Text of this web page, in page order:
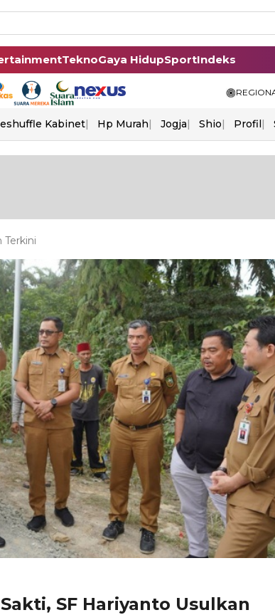
TeknoGaya HidupSportIndeks
Kabinet Hp Murah Jogja Shio Profil
Terkini
SF Hariyanto Usulkan